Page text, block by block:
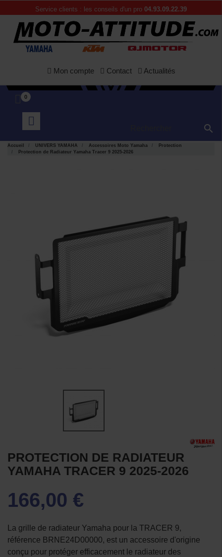
Service clients : les conseils d'un pro 04.93.09.22.39
Mon compte Contact Actualités
0

Accueil UNIVERS YAMAHA Accessoires Moto Yamaha
Protection
Protection de Radiateur Yamaha Tracer 9 2025-2026
PROTECTION DE RADIATEUR
YAMAHA TRACER 9 2025-2026
166,00 €
La grille de radiateur Yamaha pour la TRACER 9,
référence BRNE24D00000, est un accessoire d'origine
conçu pour protéger efficacement le radiateur des